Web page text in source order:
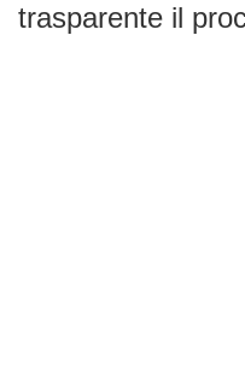
trasparente il